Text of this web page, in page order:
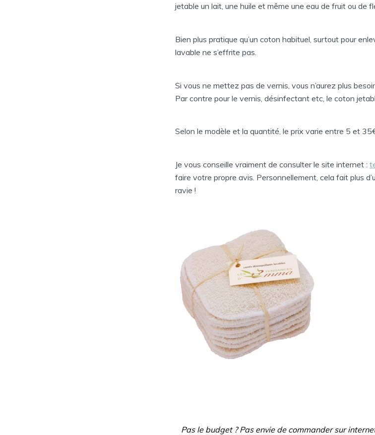
jetable un lait, une huile et même une eau de fruit ou de
Bien plus pratique qu’un coton habituel, surtout pour
lavable ne s’effrite pas.
Si vous ne mettez pas de vernis, vous n’aurez plus
Par contre pour le vernis, désinfectant etc, le coton
Selon le modèle et la quantité, le prix varie entre 5 et
Je vous conseille vraiment de consulter le site internet :
faire votre propre avis. Personnellement, cela fait plus
ravie !
Pas le budget ? Pas envie de commander sur